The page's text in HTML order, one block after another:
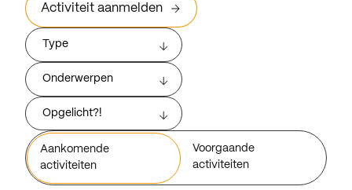
Activiteit aanmelden
Type
Onderwerpen
Opgelicht?!
Aankomende
activiteiten
Voorgaande
activiteiten